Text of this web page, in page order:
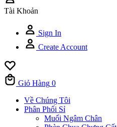
Tài Khoản
Sign In
Create Account
Giỏ Hàng 0
Về Chúng Tôi
Phân Phối Sỉ
Muối Ngâm Chân